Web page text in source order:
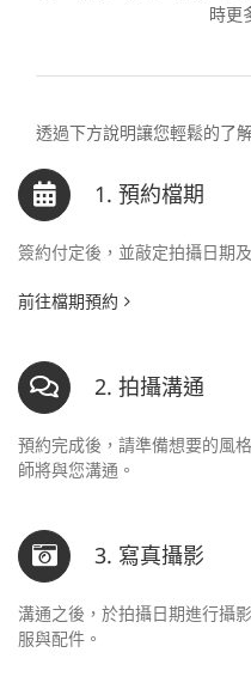
時更
透過下方說明讓您輕鬆的了
1. 預約檔期
簽約付定後，並敲定拍攝日期
前往檔期預約
2. 拍攝溝通
預約完成後，請準備想要的風
師將與您溝通。
3. 寫真攝影
溝通之後，於拍攝日期進行攝
服與配件。